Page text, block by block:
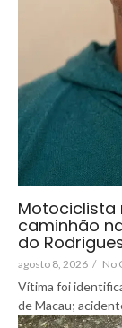
Motociclista
caminhão
do
agosto 8, 2026 / No
Vítima foi
de Macau;